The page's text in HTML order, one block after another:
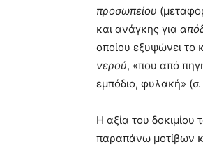
προσωπείου
και ανάγκης για
οποίου εξυψώνει το
νερού, «που από
εμπόδιο, φυλακή»
Η αξία του
παραπάνω μοτίβων